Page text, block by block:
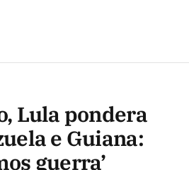
Lula pondera
e Guiana:
guerra’